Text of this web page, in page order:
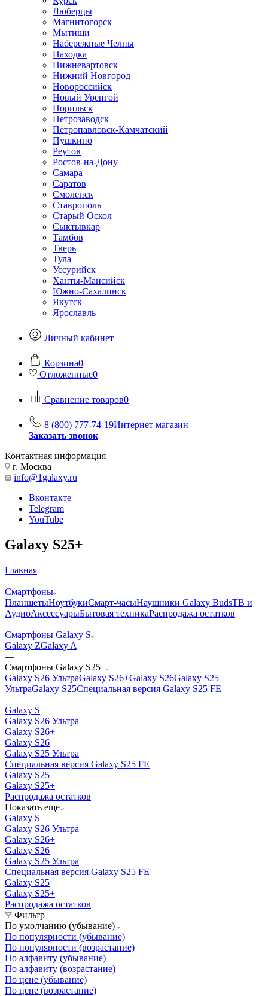
Люберцы
Магнитогорск
Мытищи
Набережные Челны
Находка
Нижневартовск
Нижний Новгород
Новороссийск
Новый Уренгой
Норильск
Петрозаводск
Петропавловск-Камчатский
Пушкино
Реутов
Ростов-на-Дону
Самара
Саратов
Смоленск
Ставрополь
Старый Оскол
Сыктывкар
Тамбов
Тверь
Тула
Уссурийск
Ханты-Мансийск
Южно-Сахалинск
Якутск
Ярославль
Личный кабинет
Корзина0
Отложенные0
Сравнение товаров0
8 (800) 777-74-19Интернет магазин
Заказать звонок
Контактная информация
г. Москва
info@1galaxy.ru
Вконтакте
Telegram
YouTube
Galaxy S25+
Главная
—
Смартфоны
ПланшетыНоутбукиСмарт-часыНаушники Galaxy BudsТВ и
АудиоАксессуарыБытовая техникаРаспродажа остатков
—
Смартфоны Galaxy S
Galaxy ZGalaxy A
—
Смартфоны Galaxy S25+
Galaxy S26 УльтраGalaxy S26+Galaxy S26Galaxy S25
УльтраGalaxy S25Специальная версия Galaxy S25 FE
Galaxy S
Galaxy S26 Ультра
Galaxy S26+
Galaxy S26
Galaxy S25 Ультра
Специальная версия Galaxy S25 FE
Galaxy S25
Galaxy S25+
Распродажа остатков
Показать еще
Galaxy S
Galaxy S26 Ультра
Galaxy S26+
Galaxy S26
Galaxy S25 Ультра
Специальная версия Galaxy S25 FE
Galaxy S25
Galaxy S25+
Распродажа остатков
Фильтр
По умолчанию (убывание)
По популярности (убывание)
По популярности (возрастание)
По алфавиту (убывание)
По алфавиту (возрастание)
По цене (убывание)
По цене (возрастание)